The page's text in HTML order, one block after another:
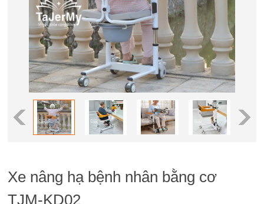
Xe nâng hạ bệnh nhân bằng cơ
TJM-KD02